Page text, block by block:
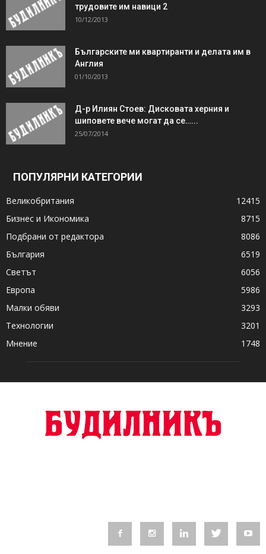
трудовите им навици 2
10/12/2013
Българските ми квартиранти и делата им в
Англия
01/10/2013
Д-р Илиян Стоев: Дисковата херния и
шиповете вече могат да се…...
25/07/2014
ПОПУЛЯРНИ КАТЕГОРИИ
Великобритания
12415
Бизнес и Икономика
8715
Подбрани от редактора
8086
България
6519
Светът
6056
Европа
5986
Малки обяви
3293
Технологии
3201
Мнение
1748